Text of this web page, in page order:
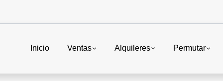
Inicio Ventas Alquileres Permutar